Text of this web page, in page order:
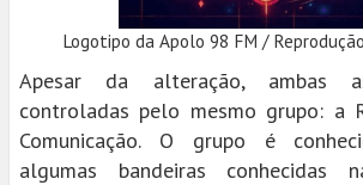
Logotipo da Apolo 98 FM /
Apesar da alteração, ambas
controladas pelo mesmo grupo: a
Comunicação. O grupo é
algumas bandeiras conhecidas